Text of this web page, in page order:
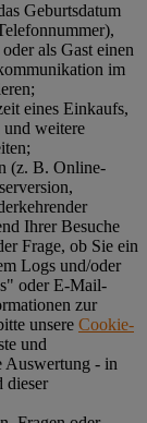
Geburtsdatum
als Gast einen
im
eines Einkaufs,
weitere
(z. B. Online-
Ihrer Besuche
Frage, ob Sie ein
Logs und/oder
oder E-Mail-
zur
unsere Cookie-
und
Auswertung - in
dieser